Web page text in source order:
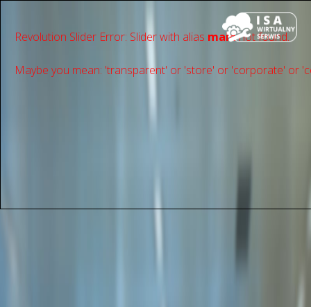
Revolution Slider Error: Slider with alias mainnot found.
Maybe you mean: 'transparent' or 'store' or 'сorporate' or